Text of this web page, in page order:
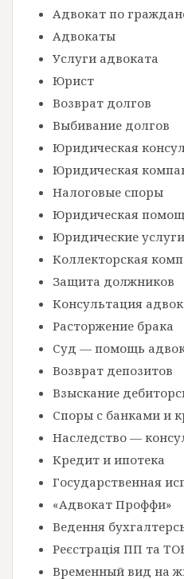
Адвокат по
Адвокаты
Услуги адвоката
Юрист
Возврат долгов
Выбивание долгов
Юридическая
Юридическая
Налоговые споры
Юридическая
Юридические услуги
Коллекторская
Защита должников
Консультация
Расторжение брака
Суд — помощь
Возврат депозитов
Взыскание
Споры с банками и
Наследство —
Кредит и ипотека
Государственная
«Адвокат Проффи»
Ведення
Реєстрація ПП та
Временный вид на